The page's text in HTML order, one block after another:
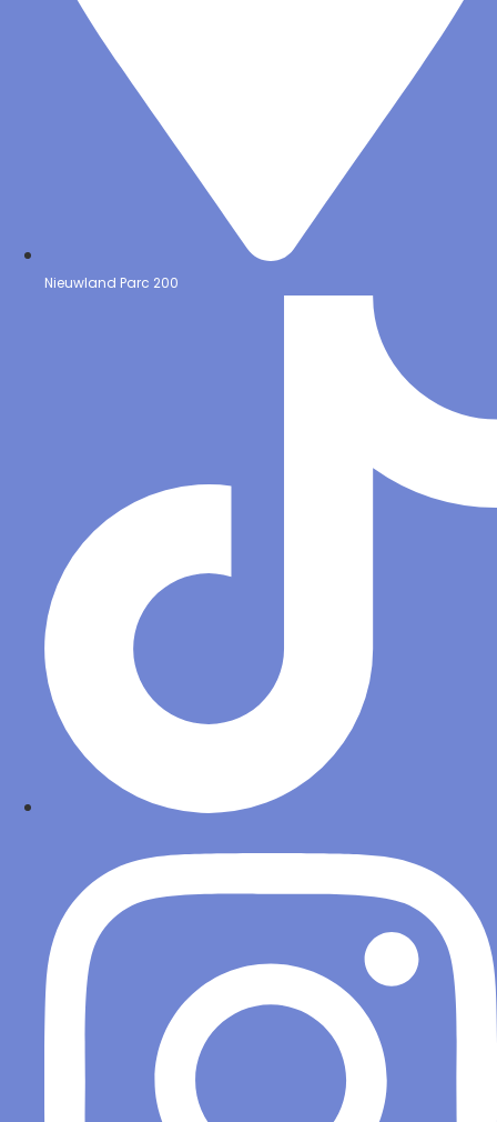
Nieuwland Parc 200